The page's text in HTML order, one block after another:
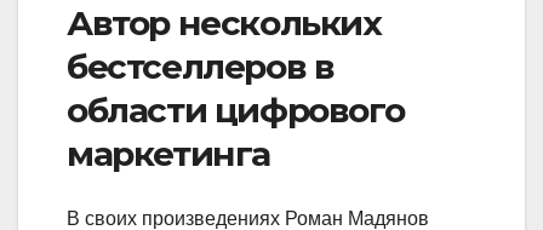
Автор нескольких
бестселлеров в
области цифрового
маркетинга
В своих произведениях Роман Мадянов